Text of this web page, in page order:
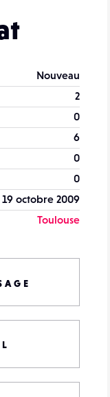
Nouveau
2
0
6
0
0
19 octobre 2009
Toulouse